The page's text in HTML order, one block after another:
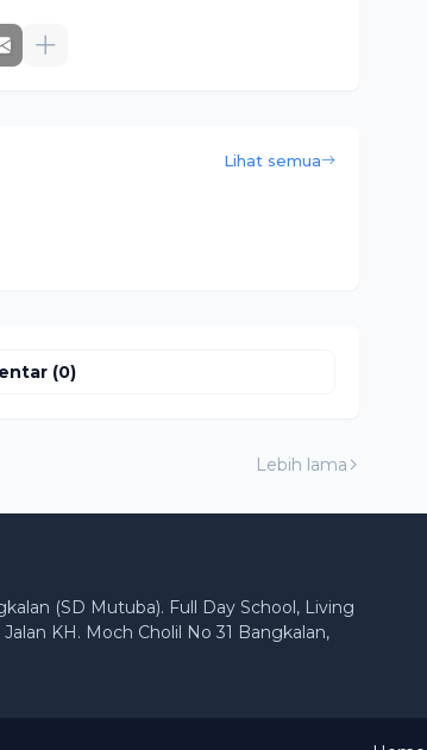
Lihat semua
(0)
Lebih lama
(SD Mutuba). Full Day School, Living
KH. Moch Cholil No 31 Bangkalan,